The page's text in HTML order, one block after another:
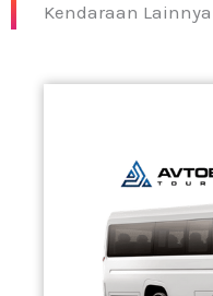
Kendaraan